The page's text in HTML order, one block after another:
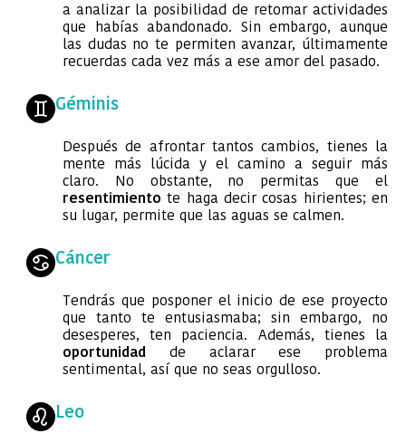
a analizar la posibilidad de retomar actividades
que habías abandonado. Sin embargo, aunque
las dudas no te permiten avanzar, últimamente
recuerdas cada vez más a ese amor del pasado.
Géminis
Después de afrontar tantos cambios, tienes la
mente más lúcida y el camino a seguir más
claro. No obstante, no permitas que el
resentimientote haga decir cosas hirientes; en
su lugar, permite que las aguas se calmen.
Cáncer
Tendrás que posponer el inicio de ese proyecto
que tanto te entusiasmaba; sin embargo, no
desesperes, ten paciencia. Además, tienes la
oportunidad de aclarar ese problema
sentimental, así que no seas orgulloso.
Leo